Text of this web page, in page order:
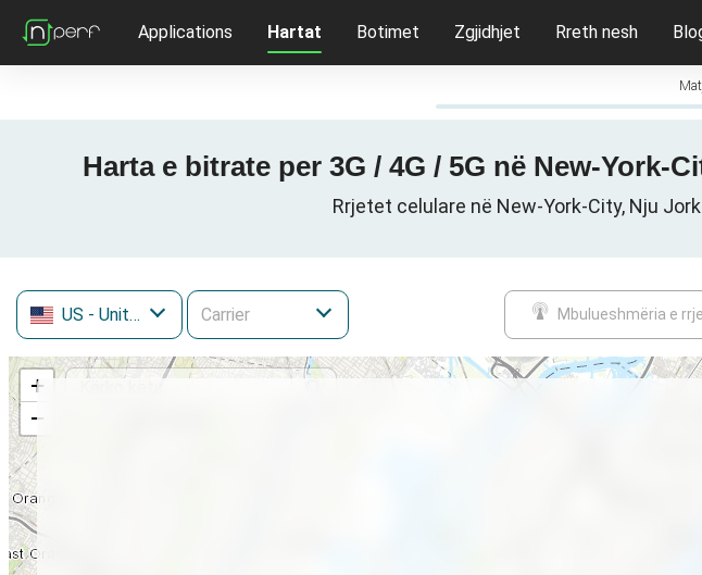
Applications Hartat Botimet Zgjidhjet Rreth nesh
Harta e bitrate per 3G / 4G / 5G në New-York-
Rrjetet celulare në New-York-City, Nju
US - United States Mbulueshmëria e
+
−